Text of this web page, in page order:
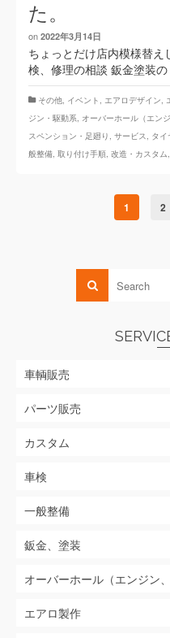
た。
on 2022年3月14日
ちょっとだけ店内模様替
検、修理の相談 鈑金塗装
その他, イベント , エアロデザイン,
ジン・駆動系, オーバーホール（エン
スペンション・足廻り , サービス, タ
般整備, 取り付け手順, 改造・カスタム,
1 2
車輌販売
パーツ販売
カスタム
車検
一般整備
鈑金、塗装
オーバーホール（エンジン
エアロ製作